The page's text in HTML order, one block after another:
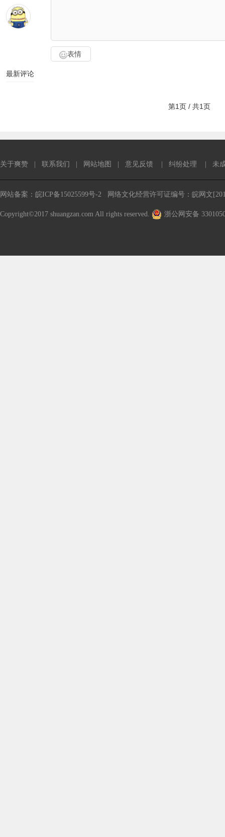
表情
最新评论
第1页 / 共1页
关于爽赞 联系我们 网站地图 意见反馈 纠纷处理 未
网站备案：皖ICP备15025599号-2 网络文化经营许可证编号：皖网文
Copyright©2017 shuangzan.com All rights reserved. 浙公网安备